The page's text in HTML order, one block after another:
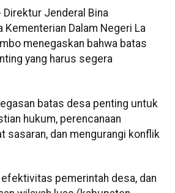
Direktur Jenderal Bina
Kementerian Dalam Negeri La
menegaskan bahwa batas
yang harus segera
batas desa penting untuk
hukum, perencanaan
sasaran, dan mengurangi konflik
pemerintah desa, dan